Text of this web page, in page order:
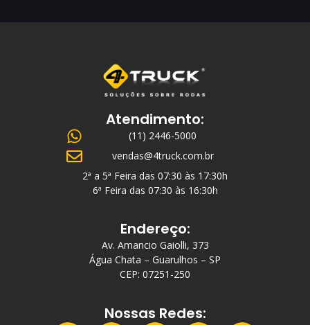
Atendimento:
(11) 2446-5000
vendas@4truck.com.br
2ª a 5ª Feira das 07:30 às 17:30h
6ª Feira das 07:30 às 16:30h
Endereço:
Av. Amancio Gaiolli, 373
Água Chata – Guarulhos – SP
CEP: 07251-250
Nossas Redes: